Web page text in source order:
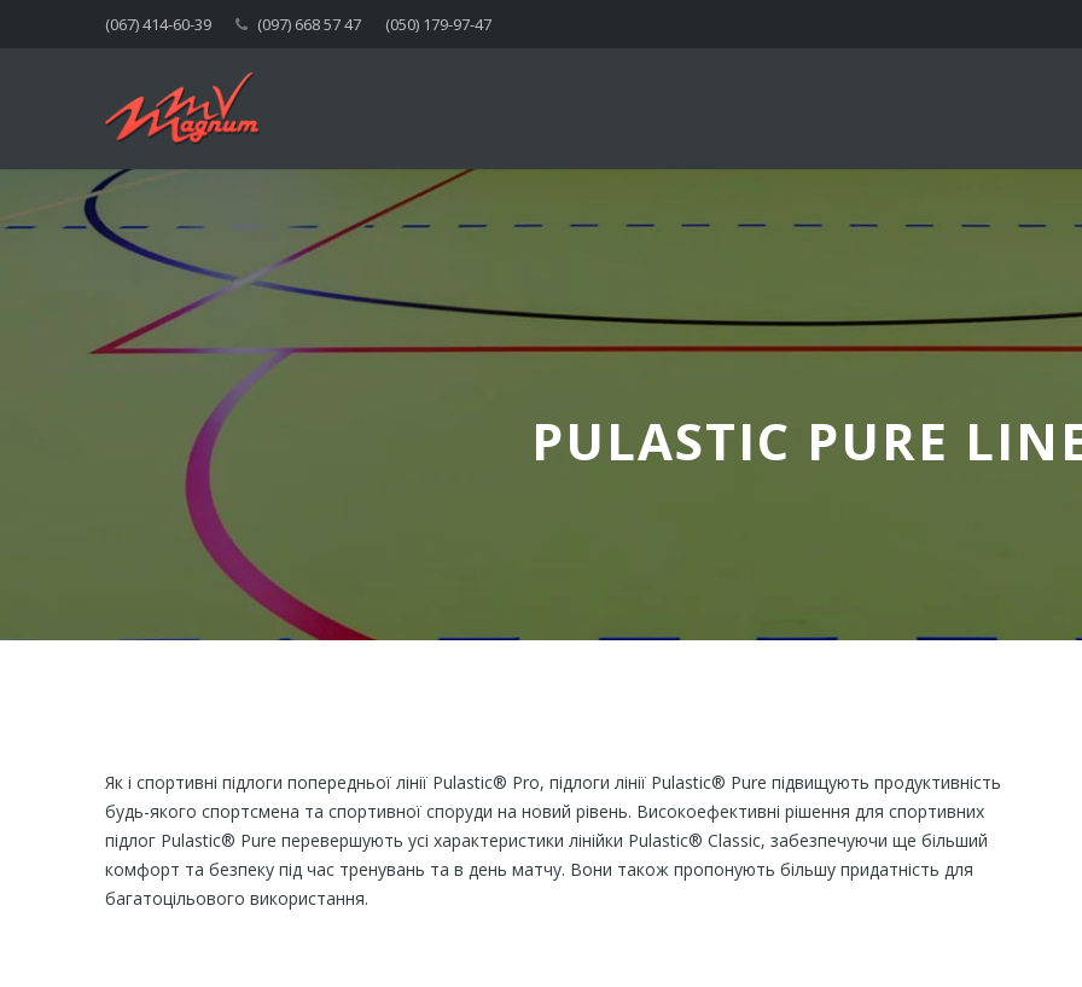
(067) 414-60-39 (097) 668 57 47 (050) 179-97-47
PULASTIC PURE
Як і спортивні підлоги попередньої лінії Pulastic® Pro, підлоги лінії Pulastic® Pure підвищують продуктивність
будь-якого спортсмена та спортивної споруди на новий рівень. Високоефективні рішення для спортивних
підлог Pulastic® Pure перевершують усі характеристики лінійки Pulastic® Classic, забезпечуючи ще більший
комфорт та безпеку під час тренувань та в день матчу. Вони також пропонують більшу придатність для
багатоцільового використання.